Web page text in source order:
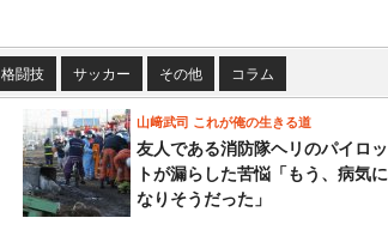
格闘技 サッカー その他 コラム
山﨑武司 これが俺の生きる道
友人である消防隊ヘリのパイロッ
トが漏らした苦悩「もう、病気に
なりそうだった」